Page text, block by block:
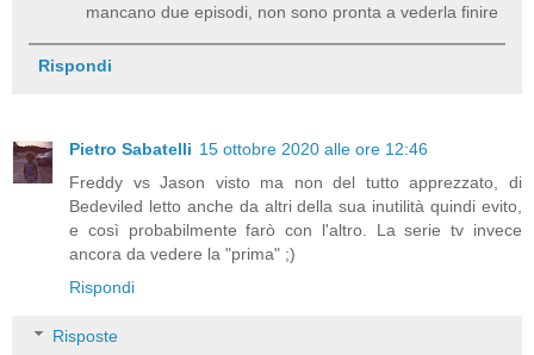
mancano due episodi, non sono pronta a vederla finire
Rispondi
Pietro Sabatelli 15 ottobre 2020 alle ore 12:46
Freddy vs Jason visto ma non del tutto apprezzato, di
Bedeviled letto anche da altri della sua inutilità quindi evito,
e così probabilmente farò con l'altro. La serie tv invece
ancora da vedere la "prima" ;)
Rispondi
Risposte